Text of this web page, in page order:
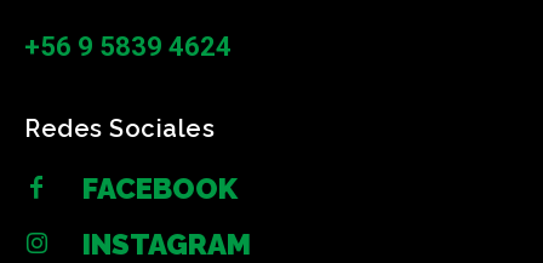
+56 9 5839 4624
Redes Sociales
FACEBOOK
INSTAGRAM